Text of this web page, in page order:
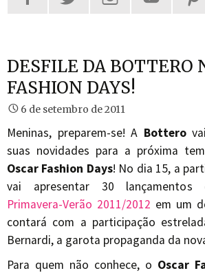
DESFILE DA BOTTERO
FASHION DAYS!
6 de setembro de 2011
Meninas, preparem-se! A Bottero
suas novidades para a próxima
Oscar Fashion Days! No dia 15, a
vai apresentar 30
Primavera-Verão 2011/2012 em um
contará com a participação
Bernardi, a garota propaganda da
Para quem não conhece, o Oscar